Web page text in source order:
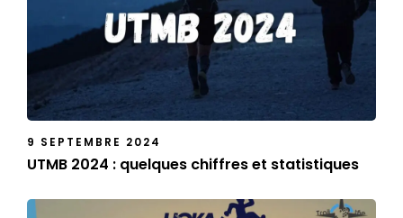
9 SEPTEMBRE 2024
UTMB 2024 : quelques chiffres et statistiques